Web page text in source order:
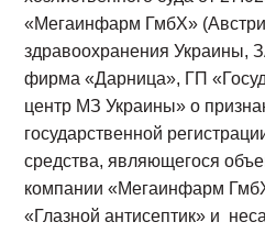
«Мегаинфарм ГмбХ»
здравоохранения Украины,
фирма «Дарница», ГП
центр МЗ Украины» о
государственной
средства, являющегося
компании «Мегаинфарм
«Глазной антисептик» и